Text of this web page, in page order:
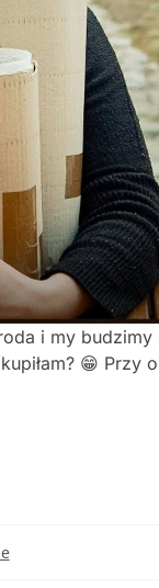
i my
😁 Przy